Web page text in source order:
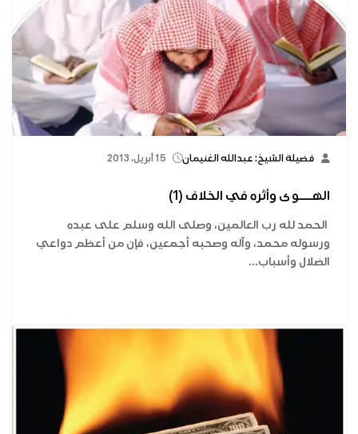
فضيلة الشيخ: عبدالله الغنيمان 15 أبريل، 2013
الهـــوى وأثره في الخلاف (1)
الحمد لله رب العالمين، وصلى الله وسلم على عبده
ورسوله محمد، وآله وصحبه أجمعين، فإن من أعظم دواعي
الضلال وأسباب...